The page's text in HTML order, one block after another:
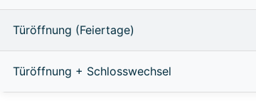
Türöffnung (Feiertage)
Türöffnung + Schlosswechsel